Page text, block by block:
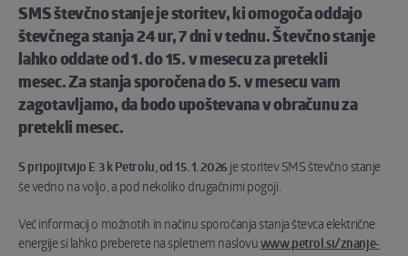
SMS števčno stanje je storitev, ki omogoča oddajo
števčnega stanja 24 ur, 7 dni v tednu. Števčno stanje
lahko oddate od 1. do 15. v mesecu za pretekli
mesec. Za stanja sporočena do 5. v mesecu vam
zagotavljamo, da bodo upoštevana v obračunu za
pretekli mesec.
S pripojitvijo E 3 k Petrolu, od 15. 1. 2026 je storitev SMS števčno stanje
še vedno na voljo, a pod nekoliko drugačnimi pogoji.
Več informacij o možnotih in načinu sporočanja stanja števca električne
energije si lahko preberete na spletnem naslovuwww.petrol.si/znanje-